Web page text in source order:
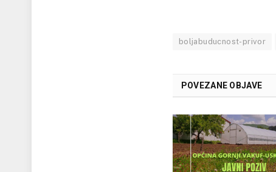
boljabuducnost-privor
POVEZANE OBJAVE